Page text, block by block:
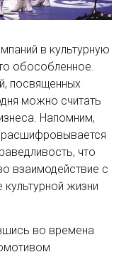
в культурную
обособленное.
посвященных
можно считать
Напомним,
расшифровывается
что
взаимодействие с
жизни
во времена